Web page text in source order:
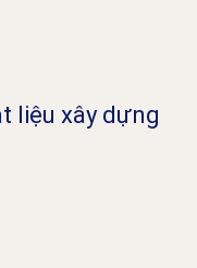
liệu xây dựng